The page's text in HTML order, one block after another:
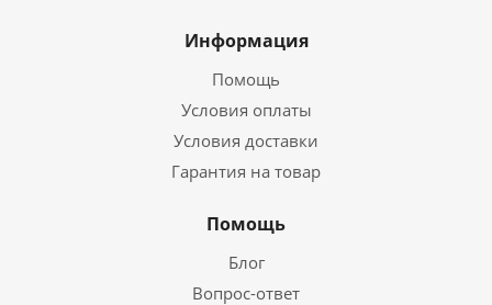
Информация
Помощь
Условия оплаты
Условия доставки
Гарантия на товар
Помощь
Блог
Вопрос-ответ